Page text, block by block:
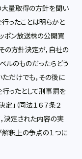
大量取得の方針を聞い
ったことは明らかと
ッポン放送株の公開買
の方針決定が，自社の
ルのものだったらどう
ただけでも，その後に
ったとして刑事罰を
」（同法１６７条２
決定された内容の実
釈上の争点の１つに